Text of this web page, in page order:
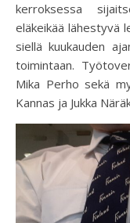
kerroksessa
eläkeikää lähestyvä
siellä kuukauden
toimintaan.
Mika Perho sekä
Kannas ja Jukka